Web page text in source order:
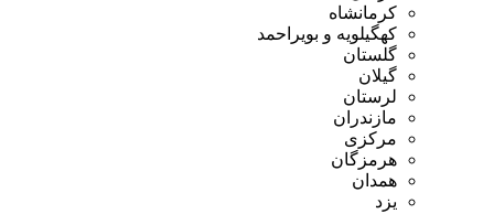
کرمانشاه
کهگیلویه و بویراحمد
گلستان
گیلان
لرستان
مازندران
مرکزی
هرمزگان
همدان
یزد